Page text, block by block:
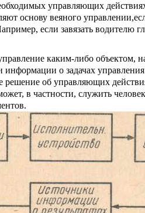
управляющих
основу веяного
если завязать водителю
каким-либо объектом,
о задачах управления
об управляющих
в частности, служить